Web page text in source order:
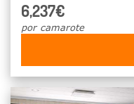
6,237€
por camarote